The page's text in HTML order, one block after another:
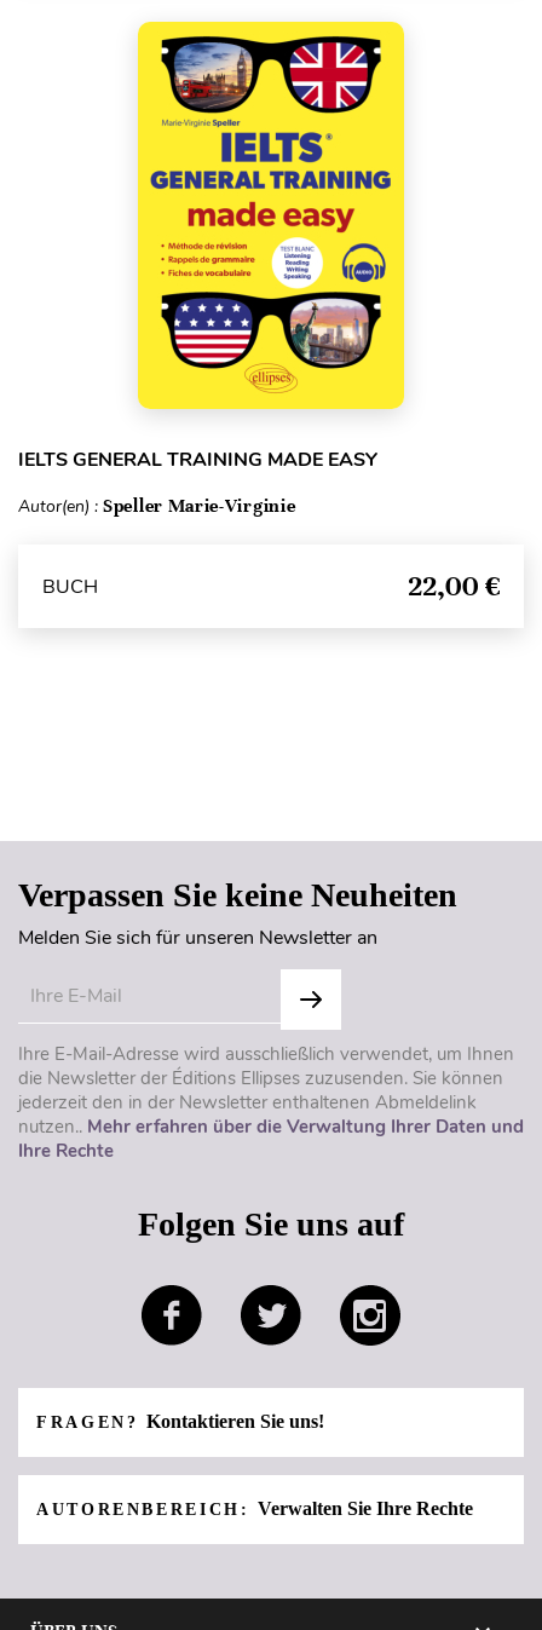
IELTS GENERAL TRAINING MADE EASY
Autor(en) : Speller Marie-Virginie
BUCH 22,00 €
Verpassen Sie keine Neuheiten
Melden Sie sich für unseren Newsletter an
Ihre E-Mail-Adresse wird ausschließlich verwendet, um Ihnen
die Newsletter der Éditions Ellipses zuzusenden. Sie können
jederzeit den in der Newsletter enthaltenen Abmeldelink
nutzen.. Mehr erfahren über die Verwaltung Ihrer Daten und
Ihre Rechte
Folgen Sie uns auf
FRAGEN?Kontaktieren Sie uns!
AUTORENBEREICH: Verwalten Sie Ihre Rechte